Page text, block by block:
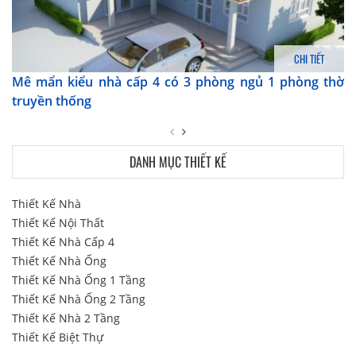
CHI TIẾT
Mê mẩn kiểu nhà cấp 4 có 3 phòng ngủ 1 phòng thờ
truyền thống
DANH MỤC THIẾT KẾ
Thiết Kế Nhà
Thiết Kế Nội Thất
Thiết Kế Nhà Cấp 4
Thiết Kế Nhà Ống
Thiết Kế Nhà Ống 1 Tầng
Thiết Kế Nhà Ống 2 Tầng
Thiết Kế Nhà 2 Tầng
Thiết Kế Biệt Thự